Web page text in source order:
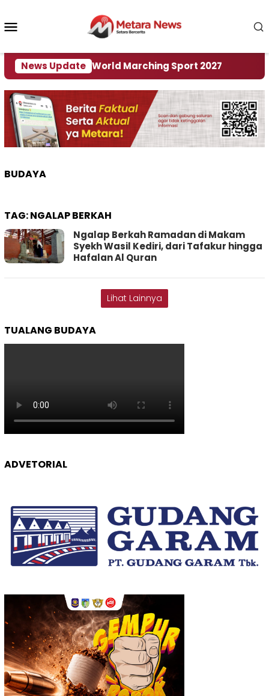
konten
News Update
Rumah World Marching Sport 2027
BUDAYA
TAG:NGALAP BERKAH
Ngalap Berkah Ramadan di Makam
Syekh Wasil Kediri, dari Tafakur hingga
Hafalan Al Quran
Lihat Lainnya
TUALANG BUDAYA
ADVETORIAL